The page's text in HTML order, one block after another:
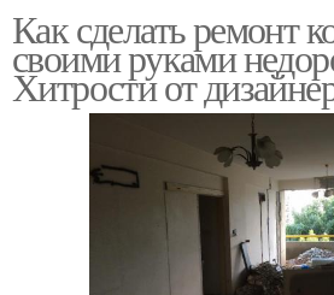
Как сделать ремонт
своими руками
Хитрости от